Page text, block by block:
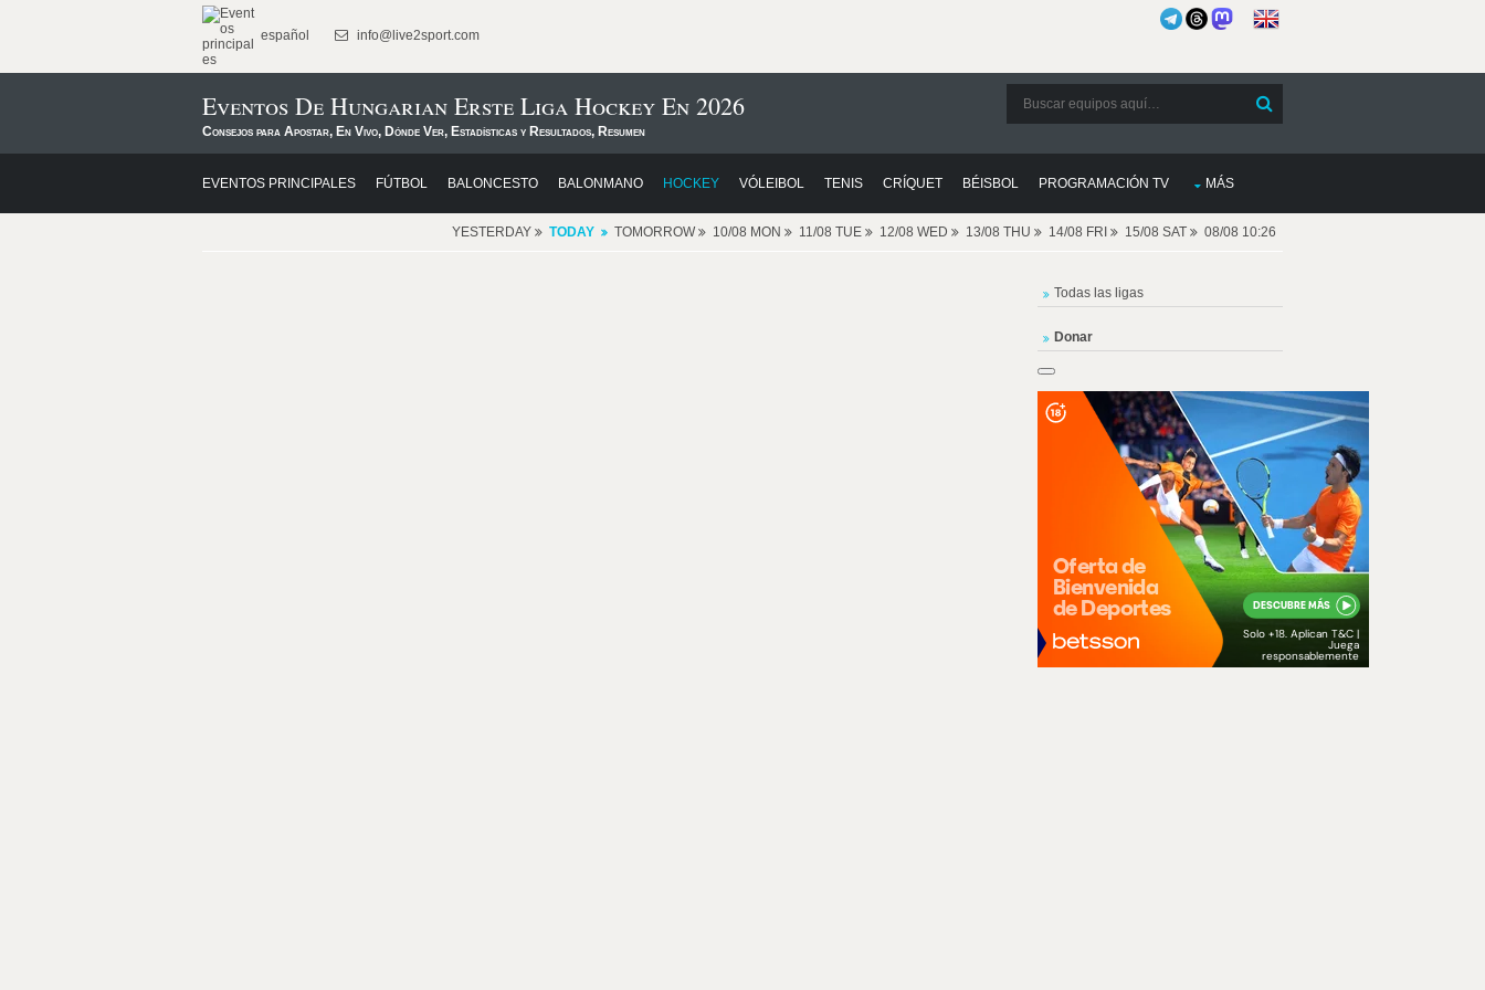
español info@live2sport.com
Eventos De Hungarian Erste Liga Hockey En 2026
Consejos para Apostar, En Vivo, Dónde Ver, Estadísticas y Resultados, Resumen
EVENTOS PRINCIPALES FÚTBOL BALONCESTO BALONMANO HOCKEY VÓLEIBOL TENIS CRÍQUET BÉISBOL PROGRAMACIÓN TV MÁS
YESTERDAY TODAY TOMORROW 10/08 MON 11/08 TUE 12/08 WED 13/08 THU 14/08 FRI 15/08 SAT 08/08 10:26
Todas las ligas
Donar